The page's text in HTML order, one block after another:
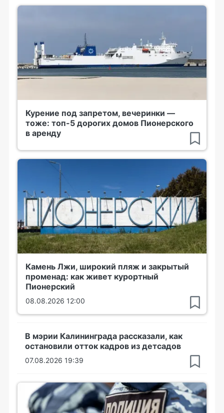
Курение под запретом, вечеринки —
тоже: топ-5 дорогих домов Пионерского
в аренду
Камень Лжи, широкий пляж и закрытый
променад: как живет курортный
Пионерский
08.08.2026 12:00
В мэрии Калининграда рассказали, как
остановили отток кадров из детсадов
07.08.2026 19:39